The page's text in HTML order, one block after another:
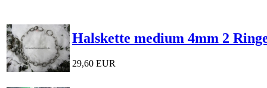
Halskette medium 4mm 2
29,60 EUR